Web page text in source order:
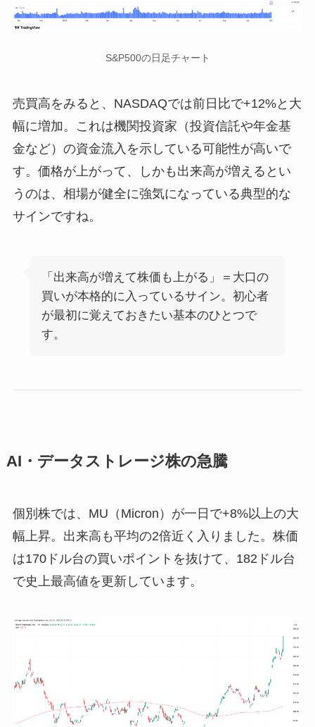
S&P500の日足チャート
売買高をみると、NASDAQでは前日比で+12%と大
幅に増加。これは機関投資家（投資信託や年金基
金など）の資金流入を示している可能性が高いで
す。価格が上がって、しかも出来高が増えるとい
うのは、相場が健全に強気になっている典型的な
サインですね。
「出来高が増えて株価も上がる」＝大口の
買いが本格的に入っているサイン。初心者
が最初に覚えておきたい基本のひとつで
す。
AI・データストレージ株の急騰
個別株では、MU（Micron）が一日で+8%以上の大
幅上昇。出来高も平均の2倍近く入りました。株価
は170ドル台の買いポイントを抜けて、182ドル台
で史上最高値を更新しています。